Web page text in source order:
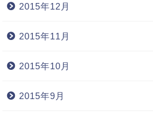
2015年12月
2015年11月
2015年10月
2015年9月